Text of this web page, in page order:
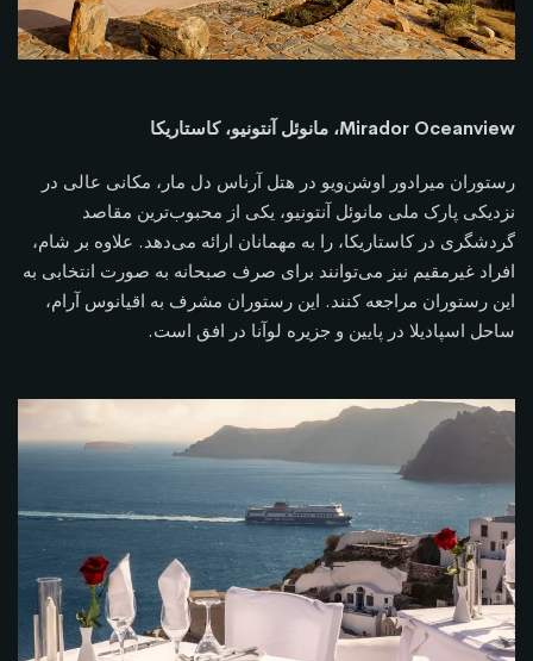
Mirador Oceanview، مانوئل آنتونیو، کاستاریکا
رستوران میرادور اوشن‌ویو در هتل آرناس دل مار، مکانی عالی در
نزدیکی پارک ملی مانوئل آنتونیو، یکی از محبوب‌ترین مقاصد
گردشگری در کاستاریکا، را به مهمانان ارائه می‌دهد. علاوه بر شام،
افراد غیرمقیم نیز می‌توانند برای صرف صبحانه به صورت انتخابی به
این رستوران مراجعه کنند. این رستوران مشرف به اقیانوس آرام،
ساحل اسپادیلا در پایین و جزیره لوآنا در افق است.